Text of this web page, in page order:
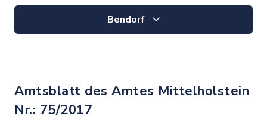
Bendorf
Amtsblatt des Amtes Mittelholstein
Nr.: 75/2017